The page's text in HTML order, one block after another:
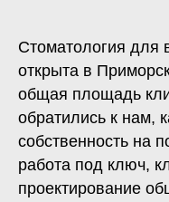
Стоматология
открыта в
общая площадь
обратились к нам,
собственность на
работа под ключ,
проектирование